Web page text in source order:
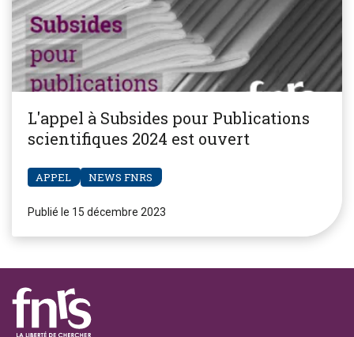
L'appel à Subsides pour Publications
scientifiques 2024 est ouvert
APPEL NEWS FNRS
Publié le 15 décembre 2023